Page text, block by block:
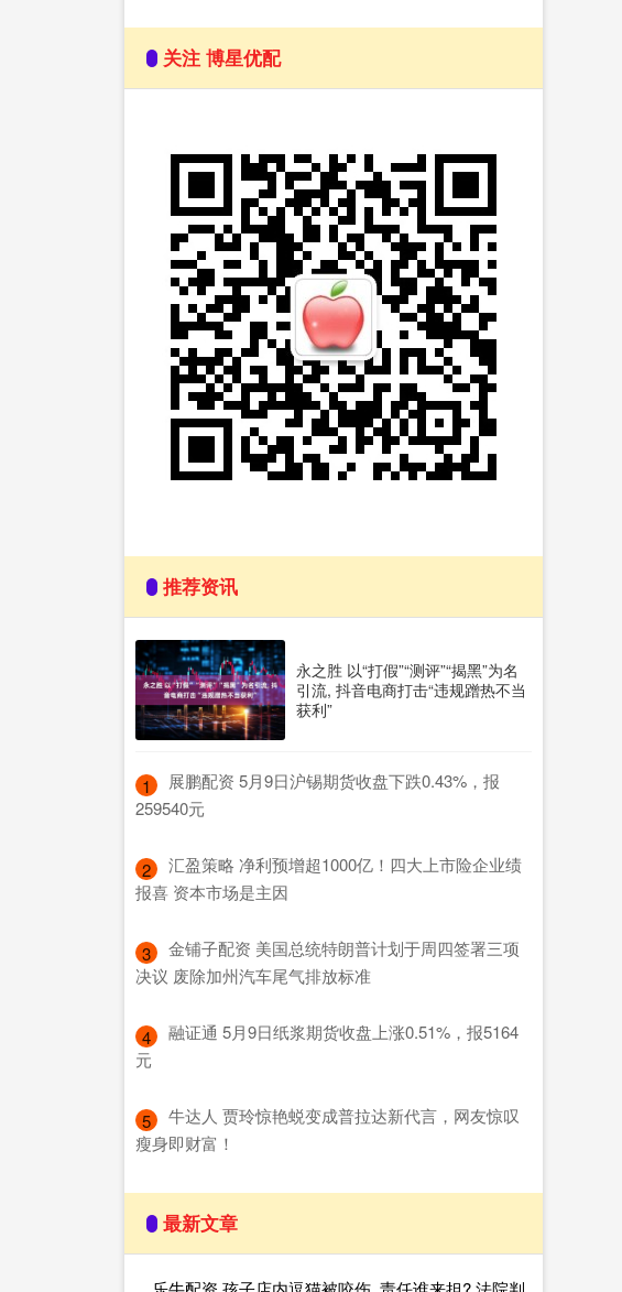
关注 博星优配
推荐资讯
永之胜 以“打假”“测评”“揭黑”为名
引流, 抖音电商打击“违规蹭热不当
获利”
1
​展鹏配资 5月9日沪锡期货收盘下跌0.43%，报
259540元
2
​汇盈策略 净利预增超1000亿！四大上市险企业绩
报喜 资本市场是主因
3
​金铺子配资 美国总统特朗普计划于周四签署三项
决议 废除加州汽车尾气排放标准
4
​融证通 5月9日纸浆期货收盘上涨0.51%，报5164
元
5
​牛达人 贾玲惊艳蜕变成普拉达新代言，网友惊叹
瘦身即财富！
最新文章